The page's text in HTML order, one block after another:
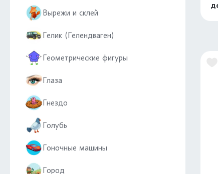
Вырежи и склей
Гелик (Гелендваген)
Геометрические фигуры
Глаза
Гнездо
Голубь
Гоночные машины
Город